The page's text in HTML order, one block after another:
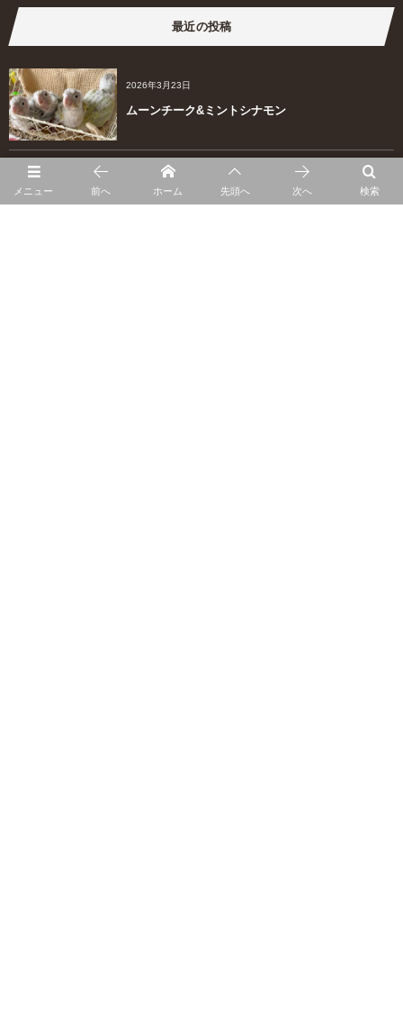
最近の投稿
2026年3月23日
ムーンチーク&ミントシナモン
2026年2月22日
桃色天使ちゃん飼い主さま募集中
メニュー 検索
前へ ホーム 先頭へ 次へ